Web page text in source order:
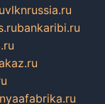
vlknrussia.ru
bankaribi.ru